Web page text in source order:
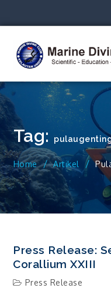
Tag:
Home Artikel
Press Release:
Corallium XXIII
Press Release